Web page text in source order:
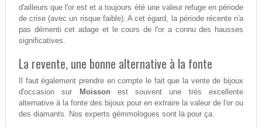
d'ailleurs que l'or est et a toujours été une valeur refuge en période
de crise (avec un risque faible). A cet égard, la période récente n'a
pas démenti cet adage et le cours de l'or a connu des hausses
significatives.
La revente, une bonne alternative à la fonte
Il faut également prendre en compte le fait que la vente de bijoux
d'occasion sur Moisson est souvent une très excellente
alternative à la fonte des bijoux pour en extraire la valeur de l'or ou
des diamants. Nos experts gémmologues sont là pour ça.